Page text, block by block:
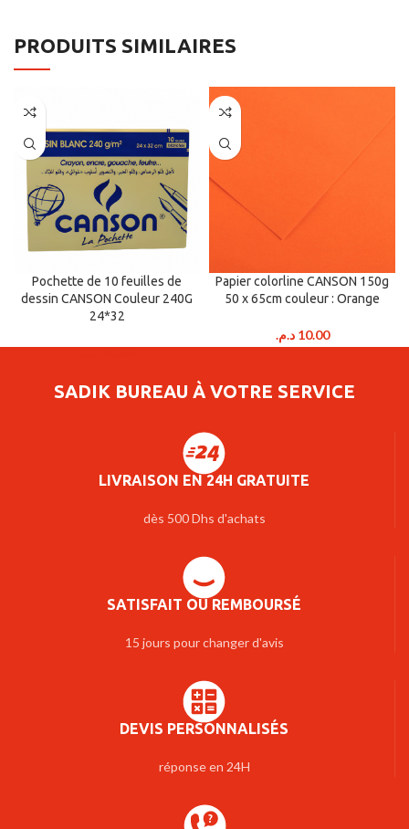
PRODUITS SIMILAIRES
Pochette de 10 feuilles de
dessin CANSON Couleur 240G
24*32
30.00د.م.
Papier colorline CANSON 150g
50 x 65cm couleur : Orange
10.00 د.م.
SADIK BUREAU À VOTRE SERVICE
LIVRAISON EN 24H GRATUITE
dès 500 Dhs d'achats
SATISFAIT OU REMBOURSÉ
15 jours pour changer d'avis
DEVIS PERSONNALISÉS
réponse en 24H